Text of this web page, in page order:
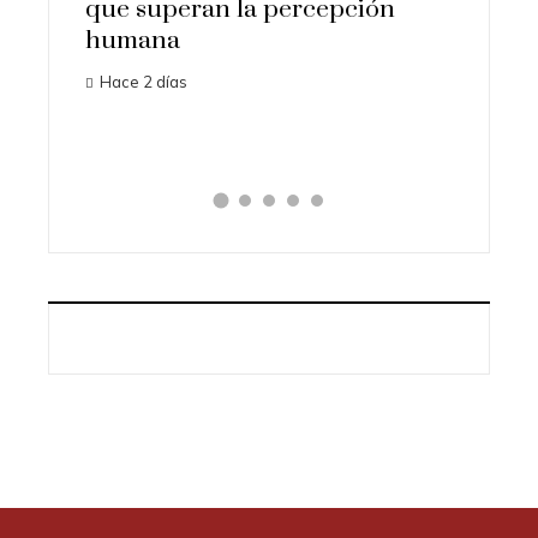
importantes que cambiaron la
historia
Hace 3 días